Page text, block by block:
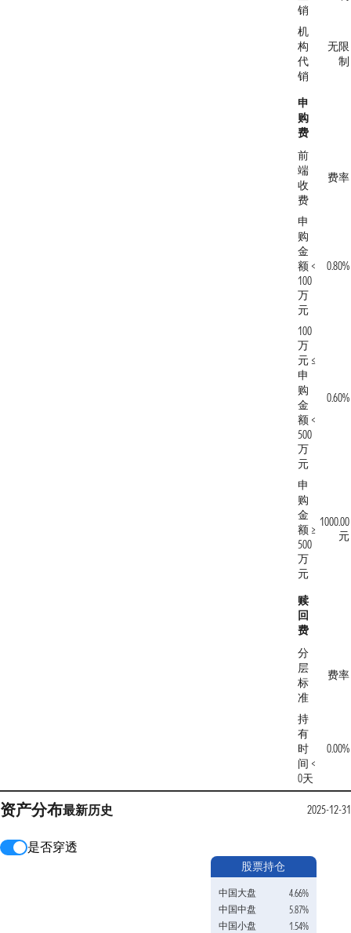
销
机
构
代
销
无限
制
申
购
费
前
端
收
费
费率
申
购
金
额 <
100
万
元
0.80%
100
万
元 ≤
申
购
金
额 <
500
万
元
0.60%
申
购
金
额 ≥
500
万
元
1000.00
元
赎
回
费
分
层
标
准
费率
持
有
时
间 <
0天
0.00%
资产分布最新历史 2025-12-31
是否穿透
股票持仓
中国大盘
4.66%
中国中盘
5.87%
中国小盘
1.54%